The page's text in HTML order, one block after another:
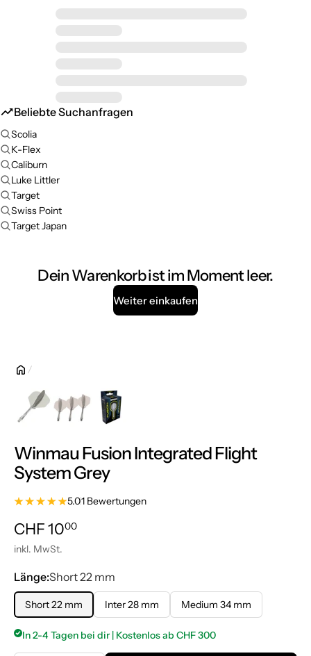
Beliebte Suchanfragen
Scolia
K-Flex
Caliburn
Luke Littler
Target
Swiss Point
Target Japan
Dein Warenkorb ist im Moment leer.
Weiter einkaufen
Winmau Fusion Integrated Flight
System Grey
5.01 Bewertungen
Normalpreis
CHF 1000CHF 10.00
inkl. MwSt.
Länge:Short 22 mm
Short 22 mm Inter 28 mm Medium 34 mm
In 2-4 Tagen bei dir | Kostenlos ab CHF 300